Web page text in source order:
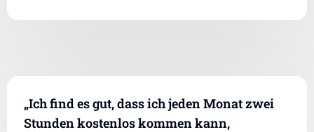
„Ich find es gut, dass ich jeden Monat zwei
Stunden kostenlos kommen kann,